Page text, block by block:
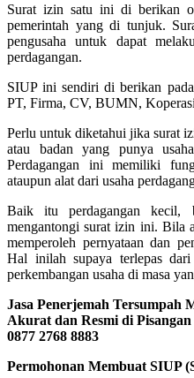
Surat izin satu ini di berikan
pemerintah yang di tunjuk.
pengusaha untuk dapat
perdagangan.
SIUP ini sendiri di berikan
PT, Firma, CV, BUMN,
Perlu untuk diketahui jika surat
atau badan yang punya
Perdagangan ini memiliki
ataupun alat dari usaha
Baik itu perdagangan kecil,
mengantongi surat izin ini. Bila
memperoleh pernyataan dan
Hal inilah supaya terlepas
perkembangan usaha di masa
Jasa Penerjemah Tersumpah
Akurat dan Resmi di
0877 2768 8883
Permohonan Membuat SIUP